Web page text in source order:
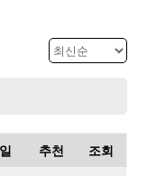
추천 조회